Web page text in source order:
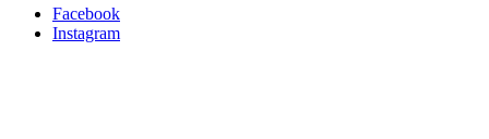
Facebook
Instagram